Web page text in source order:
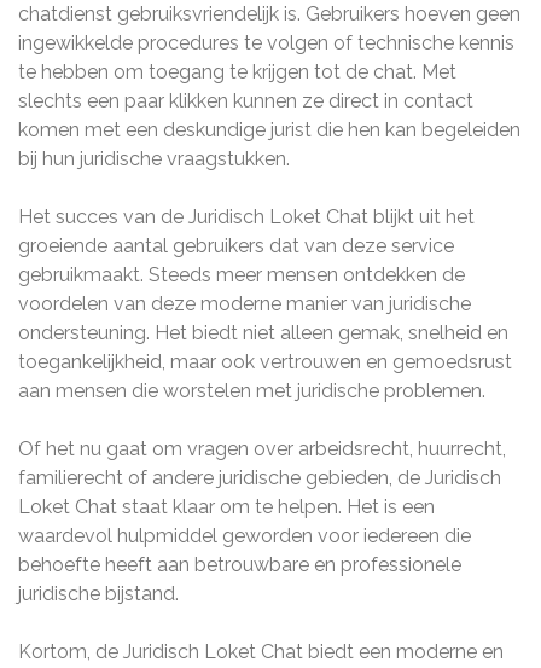
chatdienst gebruiksvriendelijk is. Gebruikers hoeven geen
ingewikkelde procedures te volgen of technische kennis
te hebben om toegang te krijgen tot de chat. Met
slechts een paar klikken kunnen ze direct in contact
komen met een deskundige jurist die hen kan begeleiden
bij hun juridische vraagstukken.
Het succes van de Juridisch Loket Chat blijkt uit het
groeiende aantal gebruikers dat van deze service
gebruikmaakt. Steeds meer mensen ontdekken de
voordelen van deze moderne manier van juridische
ondersteuning. Het biedt niet alleen gemak, snelheid en
toegankelijkheid, maar ook vertrouwen en gemoedsrust
aan mensen die worstelen met juridische problemen.
Of het nu gaat om vragen over arbeidsrecht, huurrecht,
familierecht of andere juridische gebieden, de Juridisch
Loket Chat staat klaar om te helpen. Het is een
waardevol hulpmiddel geworden voor iedereen die
behoefte heeft aan betrouwbare en professionele
juridische bijstand.
Kortom, de Juridisch Loket Chat biedt een moderne en